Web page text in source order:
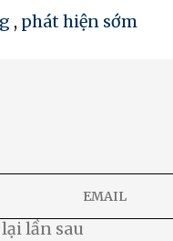
, phát hiện sớm
lần sau